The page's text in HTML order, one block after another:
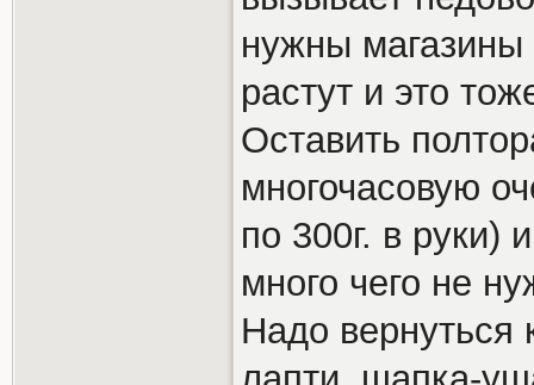
нужны магазины
растут и это
Оставить
многочасовую
по 300г. в руки)
много чего не
Надо вернуться